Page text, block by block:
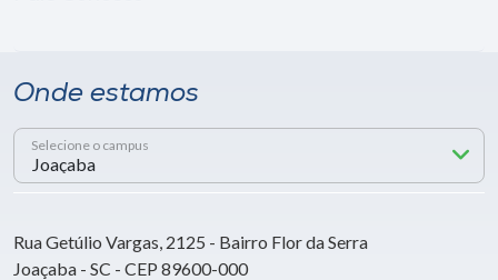
Onde estamos
Selecione o campus
Rua Getúlio Vargas, 2125 - Bairro Flor da Serra
Joaçaba - SC - CEP 89600-000